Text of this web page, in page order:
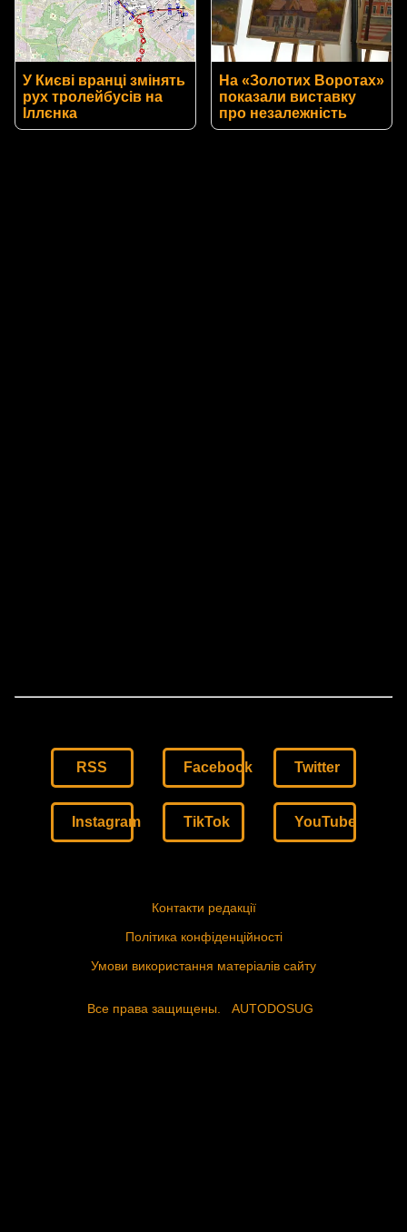
У Києві вранці змінять
рух тролейбусів на
Іллєнка
На «Золотих Воротах»
показали виставку
про незалежність
RSS Facebook Twitter
Instagram TikTok YouTube
Контакти редакції
Політика конфіденційності
Умови використання матеріалів сайту
Все права защищены. AUTODOSUG